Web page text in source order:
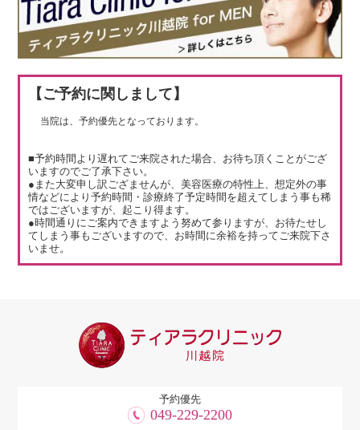
【ご予約に関しまして】
当院は、予約優先となっております。
■予約時間より遅れてご来院された場合、お待ち頂くことがござ
いますのでご了承下さい。
●また大変申し訳ござませんが、美容医療の特性上、想定外の事
情などにより予約時間・診療終了予定時間を超えてしまう事も稀
ではございますが、起こり得ます。
●時間通りにご案内できますよう努めて参りますが、お待たせし
てしまう事もございますので、お時間に余裕を持ってご来院下さ
いませ。
予約優先
049-229-2200